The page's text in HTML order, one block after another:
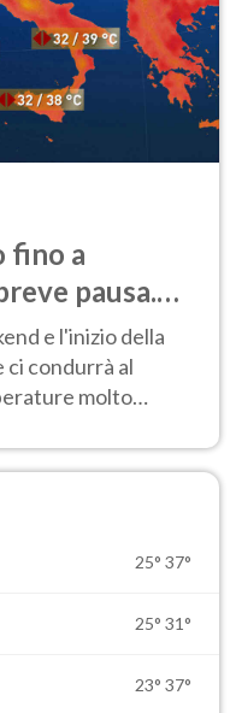
fino a
pausa.
e l'inizio della
ci condurrà al
molto
25° 37°
25° 31°
23° 37°